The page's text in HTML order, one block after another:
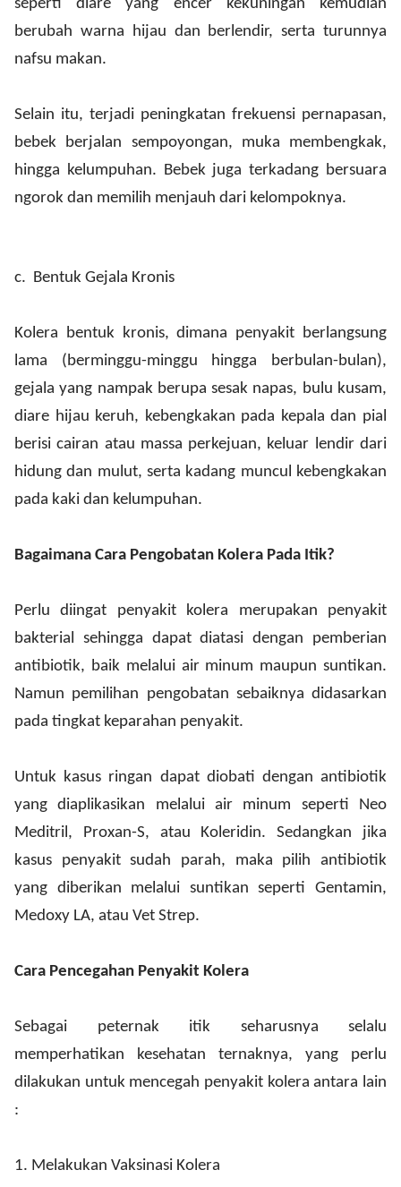
seperti diare yang encer kekuningan kemudian
berubah warna hijau dan berlendir, serta turunnya
nafsu makan.
Selain itu, terjadi peningkatan frekuensi pernapasan,
bebek berjalan sempoyongan, muka membengkak,
hingga kelumpuhan. Bebek juga terkadang bersuara
ngorok dan memilih menjauh dari kelompoknya.
c. Bentuk Gejala Kronis
Kolera bentuk kronis, dimana penyakit berlangsung
lama (berminggu-minggu hingga berbulan-bulan),
gejala yang nampak berupa sesak napas, bulu kusam,
diare hijau keruh, kebengkakan pada kepala dan pial
berisi cairan atau massa perkejuan, keluar lendir dari
hidung dan mulut, serta kadang muncul kebengkakan
pada kaki dan kelumpuhan.
Bagaimana Cara Pengobatan Kolera Pada Itik?
Perlu diingat penyakit kolera merupakan penyakit
bakterial sehingga dapat diatasi dengan pemberian
antibiotik, baik melalui air minum maupun suntikan.
Namun pemilihan pengobatan sebaiknya didasarkan
pada tingkat keparahan penyakit.
Untuk kasus ringan dapat diobati dengan antibiotik
yang diaplikasikan melalui air minum seperti Neo
Meditril, Proxan-S, atau Koleridin. Sedangkan jika
kasus penyakit sudah parah, maka pilih antibiotik
yang diberikan melalui suntikan seperti Gentamin,
Medoxy LA, atau Vet Strep.
Cara Pencegahan Penyakit Kolera
Sebagai peternak itik seharusnya selalu
memperhatikan kesehatan ternaknya, yang perlu
dilakukan untuk mencegah penyakit kolera antara lain
:
1. Melakukan Vaksinasi Kolera